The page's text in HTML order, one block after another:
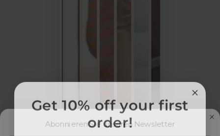
Abonnieren Sie unseren Newsletter
Get 10% off your first
order!